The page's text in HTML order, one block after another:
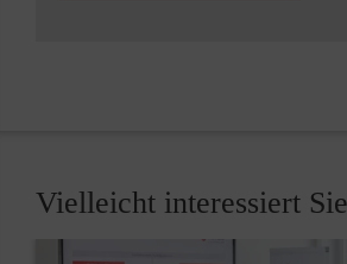
Vielleicht interessiert